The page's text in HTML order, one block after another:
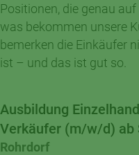
Positionen, die genau
was bekommen unsere
bemerken die Einkäufer
ist – und das ist gut so.
Ausbildung
Verkäufer (m/w/d) ab
Rohrdorf